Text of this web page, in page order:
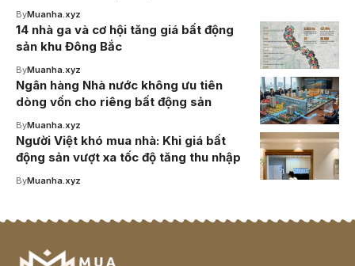
ByMuanha.xyz
14 nhà ga và cơ hội tăng giá bất động
sản khu Đông Bắc
ByMuanha.xyz
Ngân hàng Nhà nước không ưu tiên
dòng vốn cho riêng bất động sản
ByMuanha.xyz
Người Việt khó mua nhà: Khi giá bất
động sản vượt xa tốc độ tăng thu nhập
ByMuanha.xyz